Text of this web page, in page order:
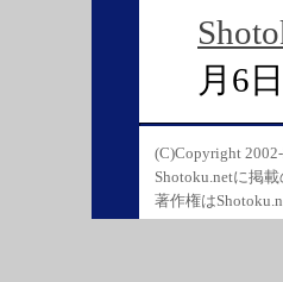
月6
(C)Copyright
Shotoku.netに掲
著作権は